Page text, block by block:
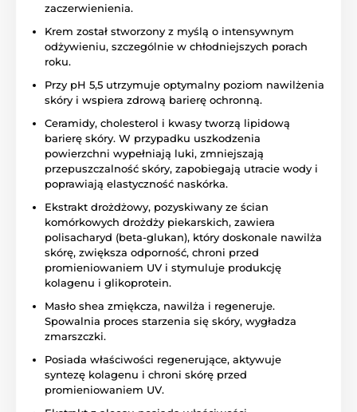
zaczerwienienia.
Krem został stworzony z myślą o intensywnym
odżywieniu, szczególnie w chłodniejszych porach
roku.
Przy pH 5,5 utrzymuje optymalny poziom nawilżenia
skóry i wspiera zdrową barierę ochronną.
Ceramidy, cholesterol i kwasy tworzą lipidową
barierę skóry. W przypadku uszkodzenia
powierzchni wypełniają luki, zmniejszają
przepuszczalność skóry, zapobiegają utracie wody i
poprawiają elastyczność naskórka.
Ekstrakt drożdżowy, pozyskiwany ze ścian
komórkowych drożdży piekarskich, zawiera
polisacharyd (beta-glukan), który doskonale nawilża
skórę, zwiększa odporność, chroni przed
promieniowaniem UV i stymuluje produkcję
kolagenu i glikoprotein.
Masło shea zmiękcza, nawilża i regeneruje.
Spowalnia proces starzenia się skóry, wygładza
zmarszczki.
Posiada właściwości regenerujące, aktywuje
syntezę kolagenu i chroni skórę przed
promieniowaniem UV.